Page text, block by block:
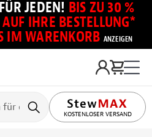
JEDEN! BIS ZU 30 %
IHRE BESTELLUNG*
IM WARENKORB ANZEIGEN
KOSTENLOSER VERSAND